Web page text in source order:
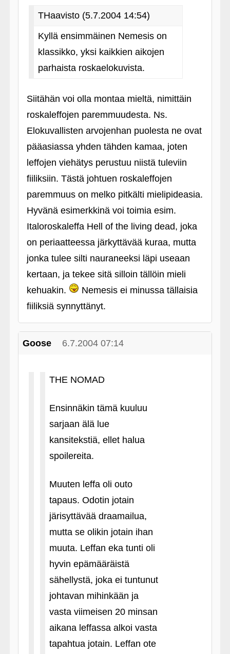
THaavisto (5.7.2004 14:54)
Kyllä ensimmäinen Nemesis on
klassikko, yksi kaikkien aikojen
parhaista roskaelokuvista.
Siitähän voi olla montaa mieltä, nimittäin
roskaleffojen paremmuudesta. Ns.
Elokuvallisten arvojenhan puolesta ne ovat
pääasiassa yhden tähden kamaa, joten
leffojen viehätys perustuu niistä tuleviin
fiiliksiin. Tästä johtuen roskaleffojen
paremmuus on melko pitkälti mielipideasia.
Hyvänä esimerkkinä voi toimia esim.
Italoroskaleffa Hell of the living dead, joka
on periaatteessa järkyttävää kuraa, mutta
jonka tulee silti nauraneeksi läpi useaan
kertaan, ja tekee sitä silloin tällöin mieli
kehuakin.
Nemesis ei minussa tällaisia
fiiliksiä synnyttänyt.
Goose 6.7.2004 07:14
THE NOMAD
Ensinnäkin tämä kuuluu
sarjaan älä lue
kansitekstiä, ellet halua
spoilereita.
Muuten leffa oli outo
tapaus. Odotin jotain
järisyttävää draamailua,
mutta se olikin jotain ihan
muuta. Leffan eka tunti oli
hyvin epämääräistä
sähellystä, joka ei tuntunut
johtavan mihinkään ja
vasta viimeisen 20 minsan
aikana leffassa alkoi vasta
tapahtua jotain. Leffan ote